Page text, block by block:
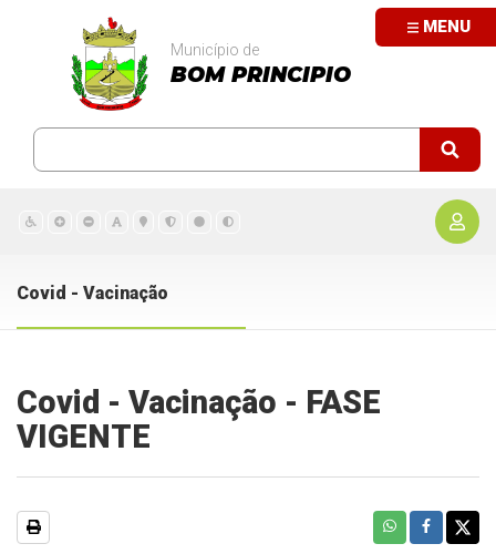
MENU
Município de
BOM PRINCIPIO
Covid - Vacinação
Covid - Vacinação - FASE
VIGENTE